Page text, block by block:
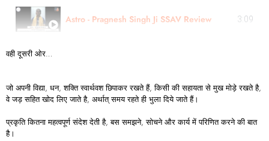
Astro - Pragnesh Singh Ji SSAV Review 3:09
वही दूसरी ओर…
जो अपनी विद्या, धन, शक्ति स्वार्थवश छिपाकर रखते हैं, किसी की सहायता से मुख मोड़े रखते है,
वे जड़ सहित खोद लिए जाते है, अर्थात् समय रहते ही भुला दिये जाते हैं।
प्रकृति कितना महत्वपूर्ण संदेश देती है, बस समझने, सोचने और कार्य में परिणित करने की बात
है।